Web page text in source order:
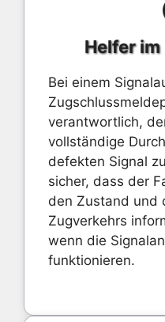
Helfer
Bei einem
verantwortlich,
vollständige
defekten Signal
sicher, dass der
den Zustand und
Zugverkehrs
wenn die
funktionieren.